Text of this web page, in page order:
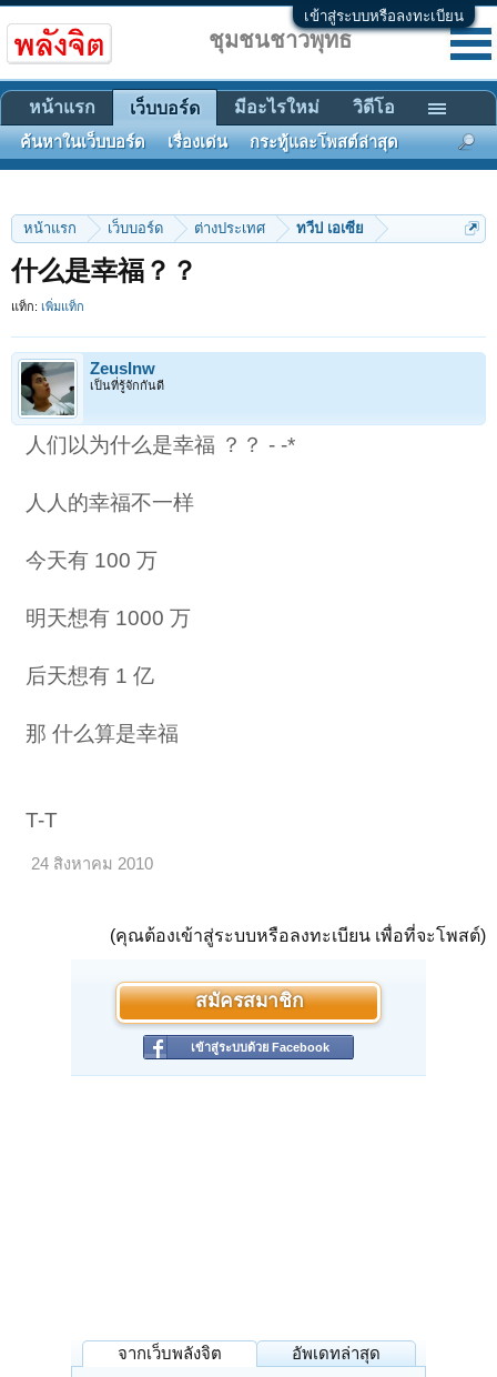
เข้าสู่ระบบหรือลงทะเบียน
หน้าแรก เว็บบอร์ด ต่างประเทศ ทวีป เอเซีย
什么是幸福？？
แท็ก: เพิ่มแท็ก
ZeusInw
เป็นที่รู้จักกันดี
人们以为什么是幸福 ？？ - -*
人人的幸福不一样
今天有 100 万
明天想有 1000 万
后天想有 1 亿
那 什么算是幸福
T-T
24 สิงหาคม 2010
(คุณต้องเข้าสู่ระบบหรือลงทะเบียน เพื่อที่จะโพสต์)
สมัครสมาชิก
เข้าสู่ระบบด้วย Facebook
จากเว็บพลังจิต อัพเดทล่าสุด
ชุมชนชาวพุทธ
หน้าแรก เว็บบอร์ด
ค้นหาในเว็บบอร์ด เรื่องเด่น กระทู้และโพสต์ล่าสุด
มีอะไรใหม่ วิดีโอ